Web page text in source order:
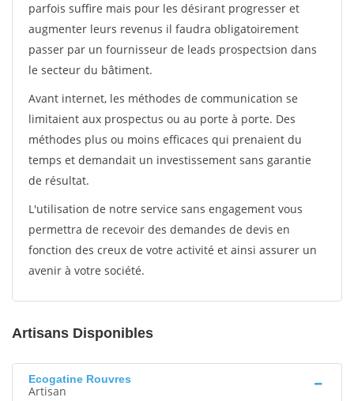
parfois suffire mais pour les désirant progresser et
augmenter leurs revenus il faudra obligatoirement
passer par un fournisseur de leads prospectsion dans
le secteur du bâtiment.
Avant internet, les méthodes de communication se
limitaient aux prospectus ou au porte à porte. Des
méthodes plus ou moins efficaces qui prenaient du
temps et demandait un investissement sans garantie
de résultat.
L'utilisation de notre service sans engagement vous
permettra de recevoir des demandes de devis en
fonction des creux de votre activité et ainsi assurer un
avenir à votre société.
Artisans Disponibles
Ecogatine Rouvres
Artisan